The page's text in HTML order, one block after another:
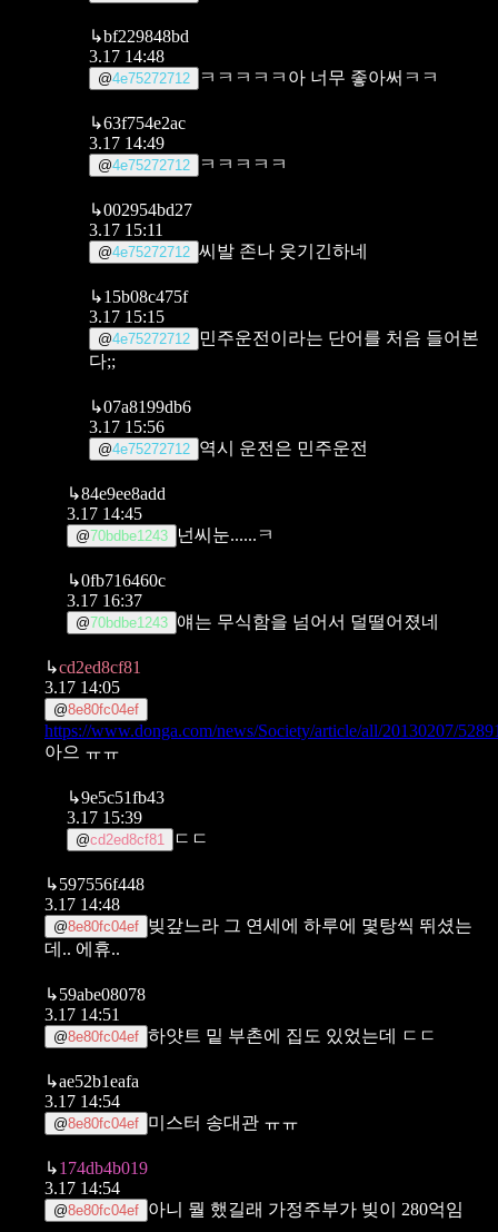
↳bf229848bd
3.17 14:48
@4e75272712 ㅋㅋㅋㅋㅋ아 너무 좋아써ㅋㅋ
↳63f754e2ac
3.17 14:49
@4e75272712 ㅋㅋㅋㅋㅋ
↳002954bd27
3.17 15:11
@4e75272712 씨발 존나 웃기긴하네
↳15b08c475f
3.17 15:15
@4e75272712 민주운전이라는 단어를 처음 들어본
다;;
↳07a8199db6
3.17 15:56
@4e75272712 역시 운전은 민주운전
↳84e9ee8add
3.17 14:45
@70bdbe1243 넌씨눈......ㅋ
↳0fb716460c
3.17 16:37
@70bdbe1243 얘는 무식함을 넘어서 덜떨어졌네
↳cd2ed8cf81
3.17 14:05
@8e80fc04ef
https://www.donga.com/news/Society/article/all/20130207/
아으 ㅠㅠ
↳9e5c51fb43
3.17 15:39
@cd2ed8cf81 ㄷㄷ
↳597556f448
3.17 14:48
@8e80fc04ef 빚갚느라 그 연세에 하루에 몇탕씩 뛰셨는
데.. 에휴..
↳59abe08078
3.17 14:51
@8e80fc04ef 하얏트 밑 부촌에 집도 있었는데 ㄷㄷ
↳ae52b1eafa
3.17 14:54
@8e80fc04ef 미스터 송대관 ㅠㅠ
↳174db4b019
3.17 14:54
@8e80fc04ef 아니 뭘 했길래 가정주부가 빚이 280억임